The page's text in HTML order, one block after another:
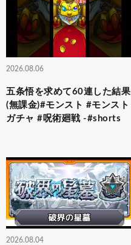
2026.08.06
五条悟を求めて60連した結果
(無課金)#モンスト #モンスト
ガチャ #呪術廻戦 -#shorts
2026.08.04